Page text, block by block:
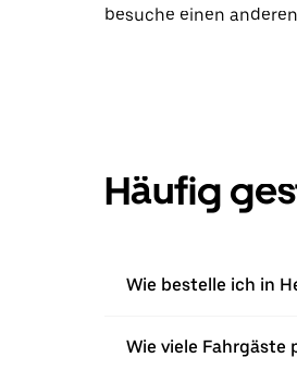
besuche einen
Häufig
Wie bestelle ich in
Wie viele Fahrgäste